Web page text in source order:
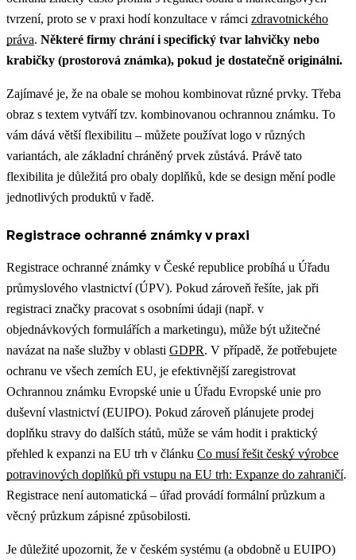
tvrzení, proto se v praxi hodí konzultace v rámci zdravotnického
práva. Některé firmy chrání i specifický tvar lahvičky nebo
krabičky (prostorová známka), pokud je dostatečně originální.
Zajímavé je, že na obale se mohou kombinovat různé prvky. Třeba
obraz s textem vytváří tzv. kombinovanou ochrannou známku. To
vám dává větší flexibilitu – můžete používat logo v různých
variantách, ale základní chráněný prvek zůstává. Právě tato
flexibilita je důležitá pro obaly doplňků, kde se design mění podle
jednotlivých produktů v řadě.
Registrace ochranné známky v praxi
Registrace ochranné známky v České republice probíhá u Úřadu
průmyslového vlastnictví (ÚPV). Pokud zároveň řešíte, jak při
registraci značky pracovat s osobními údaji (např. v
objednávkových formulářích a marketingu), může být užitečné
navázat na naše služby v oblasti GDPR. V případě, že potřebujete
ochranu ve všech zemích EU, je efektivnější zaregistrovat
Ochrannou známku Evropské unie u Úřadu Evropské unie pro
duševní vlastnictví (EUIPO). Pokud zároveň plánujete prodej
doplňku stravy do dalších států, může se vám hodit i praktický
přehled k expanzi na EU trh v článku Co musí řešit český výrobce
potravinových doplňků při vstupu na EU trh: Expanze do zahraničí.
Registrace není automatická – úřad provádí formální průzkum a
věcný průzkum zápisné způsobilosti.
Je důležité upozornit, že v českém systému (a obdobně u EUIPO)